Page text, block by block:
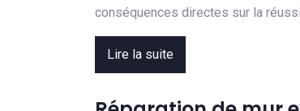
conséquences directes sur la
Lire la suite